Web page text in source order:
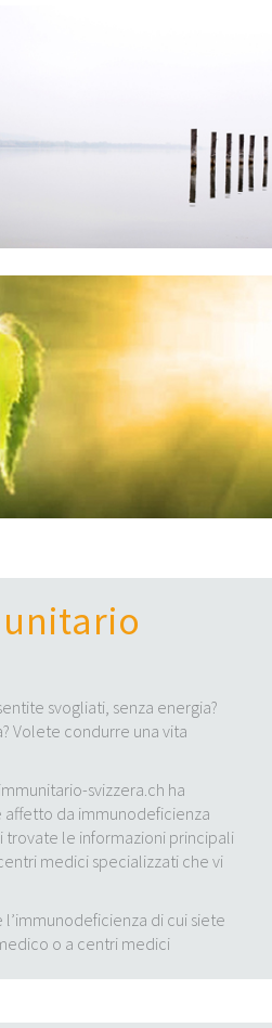
svogliati, senza energia?
Volete condurre una vita
svizzera.ch ha
affetto da immunodeficienza
trovate le informazioni principali
medici specializzati che vi
di cui siete
o a centri medici